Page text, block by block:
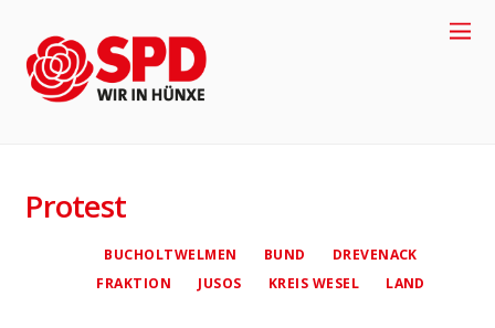
Protest
BUCHOLTWELMEN BUND
DREVENACK
FRAKTION
JUSOS KREIS WESEL LAND